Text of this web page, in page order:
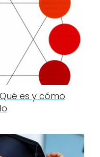
es y cómo